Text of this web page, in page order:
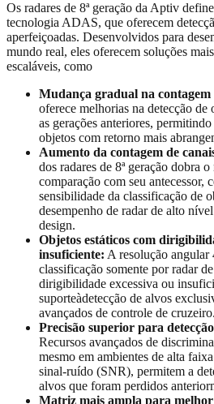
Os radares de 8ª geração da Aptiv
tecnologia ADAS, que oferecem
aperfeiçoadas. Desenvolvidos para
mundo real, eles oferecem soluções
escaláveis, como
Mudança gradual na contagem
oferece melhorias na detecção de
as gerações anteriores,
objetos com retorno mais
Aumento da contagem de
dos radares de 8ª geração dobra
comparação com seu antecessor,
sensibilidade da classificação de
desempenho de radar de alto
design.
Objetos estáticos com
insuficiente: A resolução angular
classificação somente por radar
dirigibilidade excessiva ou
suporteàdetecção de alvos
avançados de controle de cruzeiro.
Precisão superior para
Recursos avançados de
mesmo em ambientes de alta
sinal-ruído (SNR), permitem a
alvos que foram perdidos
Matriz mais ampla para melhor